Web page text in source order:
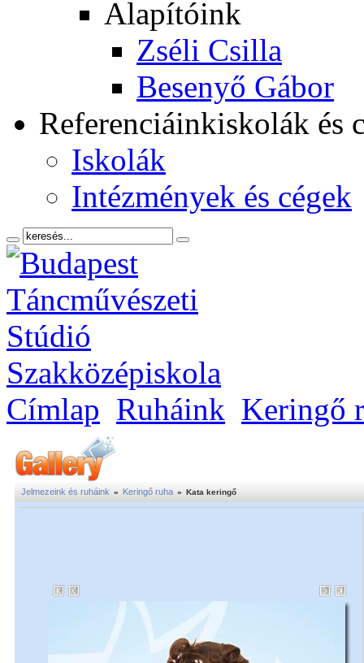
Alapítóink
Zséli Csilla
Besenyő Gábor
Referenciáinkiskolák és
Iskolák
Intézmények és cégek
Címlap Ruháink Keringő
Jelmezeink és ruháink » Keringő ruha » Kata keringő